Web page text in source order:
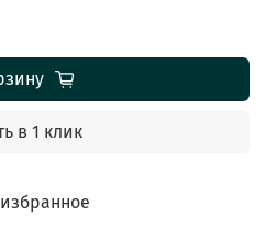
в 1 клик